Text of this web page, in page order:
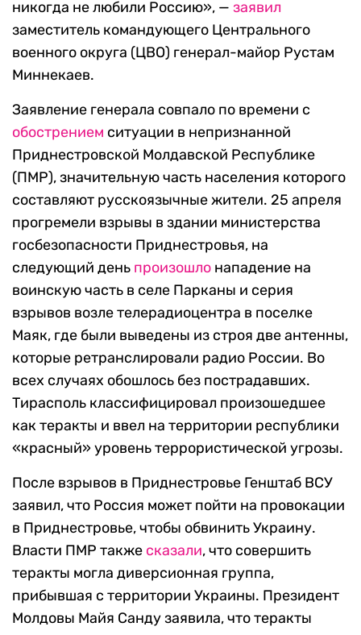
никогда не любили Россию», — заявил
заместитель командующего Центрального
военного округа (ЦВО) генерал-майор Рустам
Миннекаев.
Заявление генерала совпало по времени с
обострением ситуации в непризнанной
Приднестровской Молдавской Республике
(ПМР), значительную часть населения которого
составляют русскоязычные жители. 25 апреля
прогремели взрывы в здании министерства
госбезопасности Приднестровья, на
следующий день произошло нападение на
воинскую часть в селе Парканы и серия
взрывов возле телерадиоцентра в поселке
Маяк, где были выведены из строя две антенны,
которые ретранслировали радио России. Во
всех случаях обошлось без пострадавших.
Тирасполь классифицировал произошедшее
как теракты и ввел на территории республики
«красный» уровень террористической угрозы.
После взрывов в Приднестровье Генштаб ВСУ
заявил, что Россия может пойти на провокации
в Приднестровье, чтобы обвинить Украину.
Власти ПМР также сказали, что совершить
теракты могла диверсионная группа,
прибывшая с территории Украины. Президент
Молдовы Майя Санду заявила, что теракты